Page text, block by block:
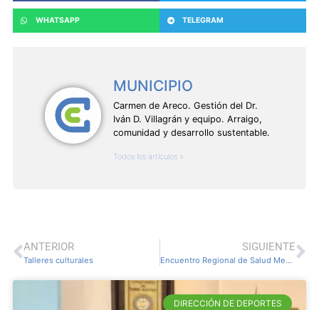
WHATSAPP TELEGRAM
MUNICIPIO
Carmen de Areco. Gestión del Dr.
Iván D. Villagrán y equipo. Arraigo,
comunidad y desarrollo sustentable.
Todos los artículos »
ANTERIOR
Talleres culturales
SIGUIENTE
Encuentro Regional de Salud Mental en Carmen de Areco
DIRECCIÓN DE DEPORTES